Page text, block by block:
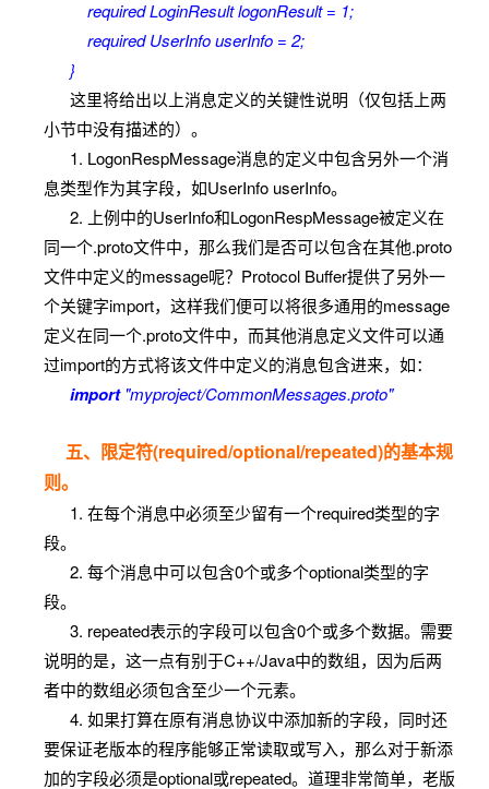
required LoginResult logonResult = 1;
required UserInfo userInfo = 2;
}
这里将给出以上消息定义的关键性说明（仅包括上两
小节中没有描述的）。
1. LogonRespMessage消息的定义中包含另外一个消
息类型作为其字段，如UserInfo userInfo。
2. 上例中的UserInfo和LogonRespMessage被定义在
同一个.proto文件中，那么我们是否可以包含在其他.proto
文件中定义的message呢？Protocol Buffer提供了另外一
个关键字import，这样我们便可以将很多通用的message
定义在同一个.proto文件中，而其他消息定义文件可以通
过import的方式将该文件中定义的消息包含进来，如：
import"myproject/CommonMessages.proto"
五、限定符(required/optional/repeated)的基本规
则。
1. 在每个消息中必须至少留有一个required类型的字
段。
2. 每个消息中可以包含0个或多个optional类型的字
段。
3. repeated表示的字段可以包含0个或多个数据。需要
说明的是，这一点有别于C++/Java中的数组，因为后两
者中的数组必须包含至少一个元素。
4. 如果打算在原有消息协议中添加新的字段，同时还
要保证老版本的程序能够正常读取或写入，那么对于新添
加的字段必须是optional或repeated。道理非常简单，老版